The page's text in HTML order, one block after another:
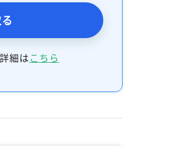
細はこちら